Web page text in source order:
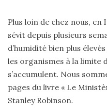
Plus loin de chez nous,
sévit depuis plusieurs
d’humidité bien plus
les organismes à la limite
s’accumulent. Nous
pages du livre « Le
Stanley Robinson.